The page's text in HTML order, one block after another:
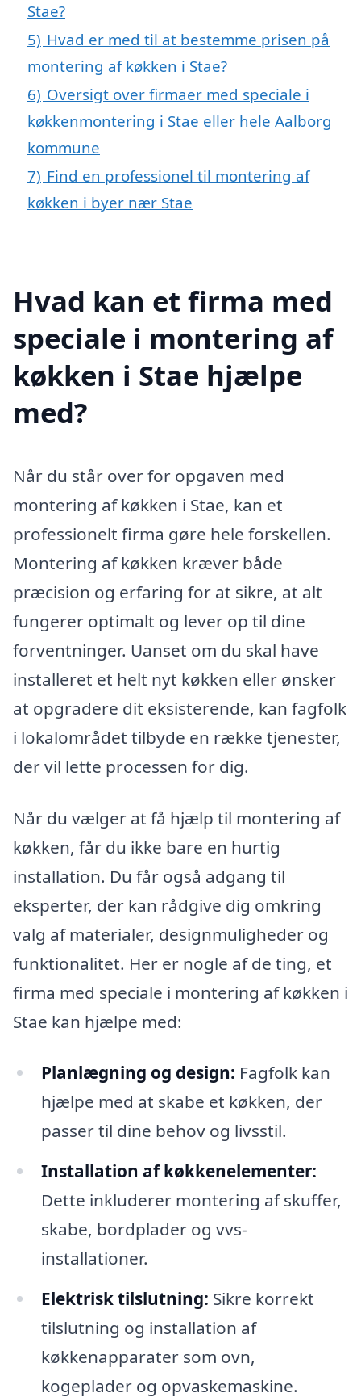
Stae?
5) Hvad er med til at bestemme prisen på
montering af køkken i Stae?
6) Oversigt over firmaer med speciale i
køkkenmontering i Stae eller hele Aalborg
kommune
7) Find en professionel til montering af
køkken i byer nær Stae
Hvad kan et firma med
speciale i montering af
køkken i Stae hjælpe
med?
Når du står over for opgaven med
montering af køkken i Stae, kan et
professionelt firma gøre hele forskellen.
Montering af køkken kræver både
præcision og erfaring for at sikre, at alt
fungerer optimalt og lever op til dine
forventninger. Uanset om du skal have
installeret et helt nyt køkken eller ønsker
at opgradere dit eksisterende, kan fagfolk
i lokalområdet tilbyde en række tjenester,
der vil lette processen for dig.
Når du vælger at få hjælp til montering af
køkken, får du ikke bare en hurtig
installation. Du får også adgang til
eksperter, der kan rådgive dig omkring
valg af materialer, designmuligheder og
funktionalitet. Her er nogle af de ting, et
firma med speciale i montering af køkken i
Stae kan hjælpe med:
Planlægning og design: Fagfolk kan
hjælpe med at skabe et køkken, der
passer til dine behov og livsstil.
Installation af køkkenelementer:
Dette inkluderer montering af skuffer,
skabe, bordplader og vvs-
installationer.
Elektrisk tilslutning: Sikre korrekt
tilslutning og installation af
køkkenapparater som ovn,
kogeplader og opvaskemaskine.